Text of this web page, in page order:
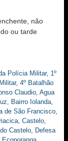
não
ou tarde
Polícia Militar, 1º
, 4º Batalhão
Claudio, Agua
, Bairro Iolanda,
de São Francisco,
, Castelo,
Castelo, Defesa